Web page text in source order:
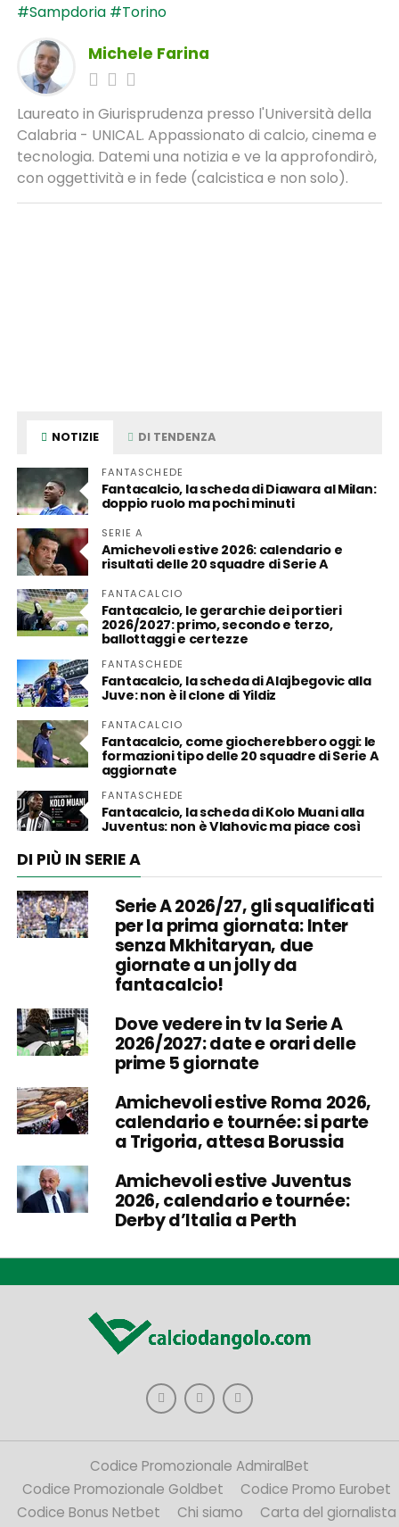
#Sampdoria #Torino
Michele Farina
Laureato in Giurisprudenza presso l'Università della
Calabria - UNICAL. Appassionato di calcio, cinema e
tecnologia. Datemi una notizia e ve la approfondirò,
con oggettività e in fede (calcistica e non solo).
NOTIZIE DI TENDENZA
FANTASCHEDE
Fantacalcio, la scheda di Diawara al Milan:
doppio ruolo ma pochi minuti
SERIE A
Amichevoli estive 2026: calendario e
risultati delle 20 squadre di Serie A
FANTACALCIO
Fantacalcio, le gerarchie dei portieri
2026/2027: primo, secondo e terzo,
ballottaggi e certezze
FANTASCHEDE
Fantacalcio, la scheda di Alajbegovic alla
Juve: non è il clone di Yildiz
FANTACALCIO
Fantacalcio, come giocherebbero oggi: le
formazioni tipo delle 20 squadre di Serie A
aggiornate
FANTASCHEDE
Fantacalcio, la scheda di Kolo Muani alla
Juventus: non è Vlahovic ma piace così
DI PIÙ IN SERIE A
Serie A 2026/27, gli squalificati
per la prima giornata: Inter
senza Mkhitaryan, due
giornate a un jolly da
fantacalcio!
Dove vedere in tv la Serie A
2026/2027: date e orari delle
prime 5 giornate
Amichevoli estive Roma 2026,
calendario e tournée: si parte
a Trigoria, attesa Borussia
Amichevoli estive Juventus
2026, calendario e tournée:
Derby d’Italia a Perth
Codice Promozionale AdmiralBet
Codice Promozionale Goldbet
Codice Promo Eurobet
Codice Bonus Netbet
Chi siamo
Carta del giornalista